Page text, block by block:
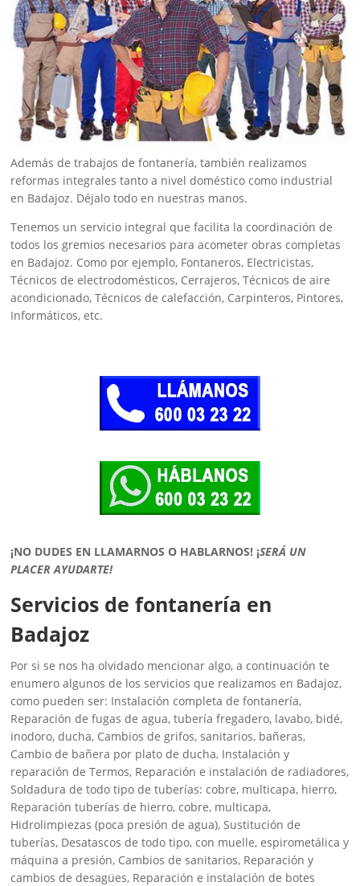
Además de trabajos de fontanería, también realizamos
reformas integrales tanto a nivel doméstico como industrial
en Badajoz. Déjalo todo en nuestras manos.
Tenemos un servicio integral que facilita la coordinación de
todos los gremios necesarios para acometer obras completas
en Badajoz. Como por ejemplo, Fontaneros, Electricistas,
Técnicos de electrodomésticos, Cerrajeros, Técnicos de aire
acondicionado, Técnicos de calefacción, Carpinteros, Pintores,
Informáticos, etc.
¡NO DUDES EN LLAMARNOS O HABLARNOS! ¡SERÁ UN
PLACER AYUDARTE!
Servicios de fontanería en
Badajoz
Por si se nos ha olvidado mencionar algo, a continuación te
enumero algunos de los servicios que realizamos en Badajoz,
como pueden ser: Instalación completa de fontanería,
Reparación de fugas de agua, tubería fregadero, lavabo, bidé,
inodoro, ducha, Cambios de grifos, sanitarios, bañeras,
Cambio de bañera por plato de ducha, Instalación y
reparación de Termos, Reparación e instalación de radiadores,
Soldadura de todo tipo de tuberías: cobre, multicapa, hierro,
Reparación tuberías de hierro, cobre, multicapa,
Hidrolimpiezas (poca presión de agua), Sustitución de
tuberías, Desatascos de todo tipo, con muelle, espirometálica y
máquina a presión, Cambios de sanitarios, Reparación y
cambios de desagües, Reparación e instalación de botes